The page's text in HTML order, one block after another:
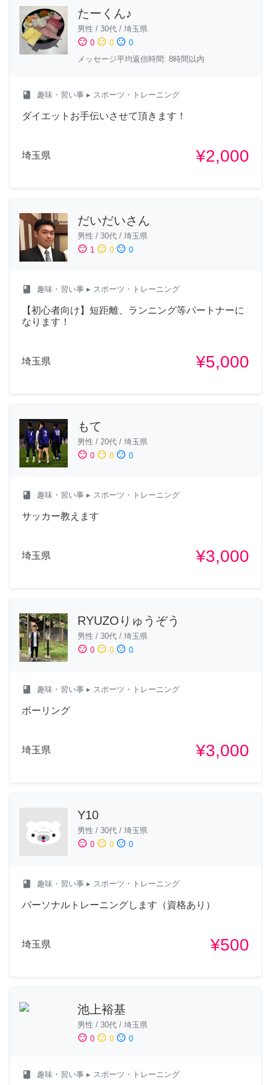
たーくん♪
男性 / 30代 / 埼玉県
sentiment_satisfied 0 sentiment_neutral 0 sentiment_dissatisfied 0
メッセージ平均返信時間: 8時間以内
class 趣味・習い事 ▸ スポーツ・トレーニング
ダイエットお手伝いさせて頂きます！
埼玉県 ¥2,000
だいだいさん
男性 / 30代 / 埼玉県
sentiment_satisfied 1 sentiment_neutral 0 sentiment_dissatisfied 0
class 趣味・習い事 ▸ スポーツ・トレーニング
【初心者向け】短距離、ランニング等パートナーに
なります！
埼玉県 ¥5,000
もて
男性 / 20代 / 埼玉県
sentiment_satisfied 0 sentiment_neutral 0 sentiment_dissatisfied 0
class 趣味・習い事 ▸ スポーツ・トレーニング
サッカー教えます
埼玉県 ¥3,000
RYUZOりゅうぞう
男性 / 30代 / 埼玉県
sentiment_satisfied 0 sentiment_neutral 0 sentiment_dissatisfied 0
class 趣味・習い事 ▸ スポーツ・トレーニング
ボーリング
埼玉県 ¥3,000
Y10
男性 / 30代 / 埼玉県
sentiment_satisfied 0 sentiment_neutral 0 sentiment_dissatisfied 0
class 趣味・習い事 ▸ スポーツ・トレーニング
パーソナルトレーニングします（資格あり）
埼玉県 ¥500
池上裕基
男性 / 30代 / 埼玉県
sentiment_satisfied 0 sentiment_neutral 0 sentiment_dissatisfied 0
class 趣味・習い事 ▸ スポーツ・トレーニング